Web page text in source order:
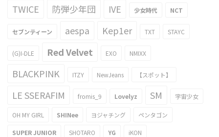
TWICE 防弾少年団 IVE 少女時代 NCT
セブンティーン aespa Kep1er TXT STAYC
(G)I-DLE Red Velvet EXO NMIXX
BLACKPINK ITZY NewJeans 【スポット】
LE SSERAFIM fromis_9 Lovelyz SM 宇宙少女
OH MY GIRL SHINee ヨジャチング ペンタゴン
SUPER JUNIOR SHOTARO YG iKON